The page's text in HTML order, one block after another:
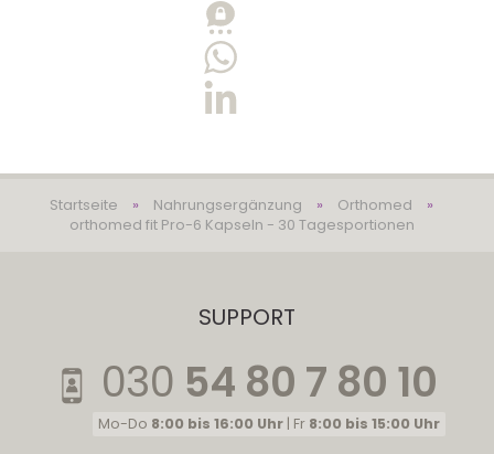
Startseite » Nahrungsergänzung » Orthomed
»
orthomed fit Pro-6 Kapseln - 30 Tagesportionen
SUPPORT
030 54 80 7 80 10
Mo-Do 8:00 bis 16:00 Uhr | Fr 8:00 bis 15:00 Uhr